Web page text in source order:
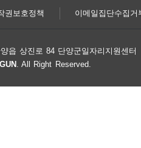
권보호정책 이메일집단수집거
읍 상진로 84 단양군일자리지원센터
. All Right Reserved.